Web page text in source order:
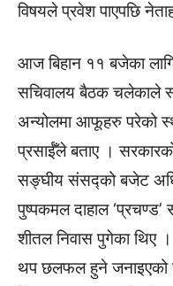
विषयले प्रवेश पाएपछि
आज बिहान ११ बजेका
सचिवालय बैठक चलेकाले
अन्योलमा आफूहरु परेको
प्रसाईँले बताए ।
सङ्घीय संसद्को बजेट
पुष्पकमल दाहाल ‘प्रचण्ड’
शीतल निवास पुगेका थिए ।
थप छलफल हुने जनाइएको